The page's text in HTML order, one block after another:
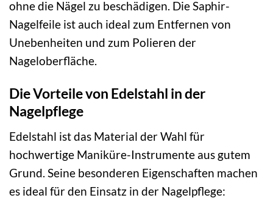
ohne die Nägel zu beschädigen. Die Saphir-
Nagelfeile ist auch ideal zum Entfernen von
Unebenheiten und zum Polieren der
Nageloberfläche.
Die Vorteile von Edelstahl in der
Nagelpflege
Edelstahl ist das Material der Wahl für
hochwertige Maniküre-Instrumente aus gutem
Grund. Seine besonderen Eigenschaften machen
es ideal für den Einsatz in der Nagelpflege: